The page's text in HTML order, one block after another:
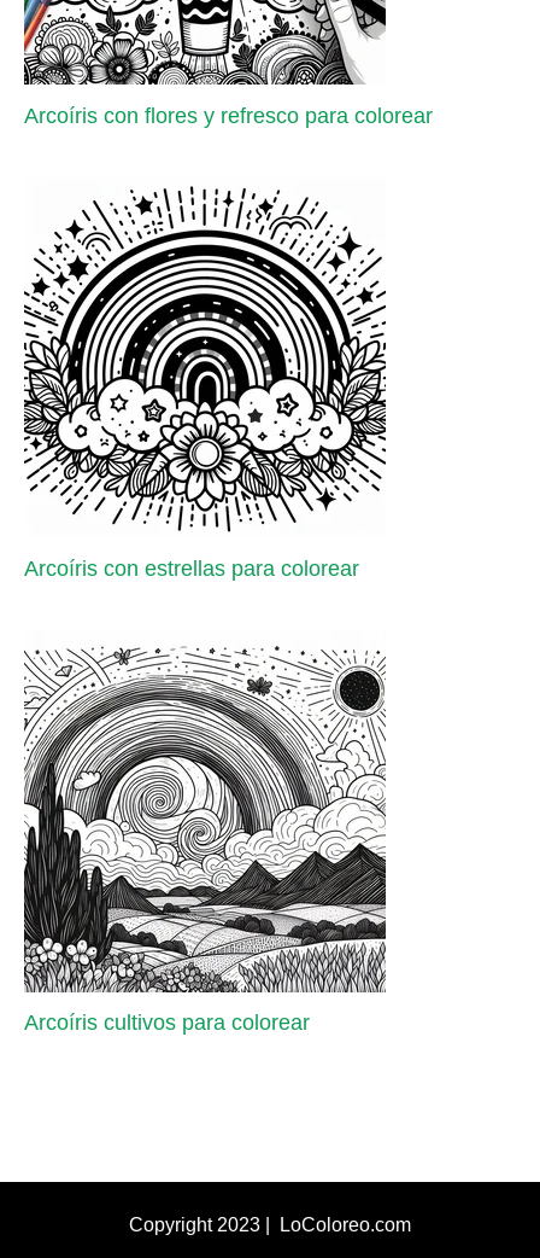
Arcoíris con flores y refresco para colorear
Arcoíris con estrellas para colorear
Arcoíris cultivos para colorear
Copyright 2023 | LoColoreo.com